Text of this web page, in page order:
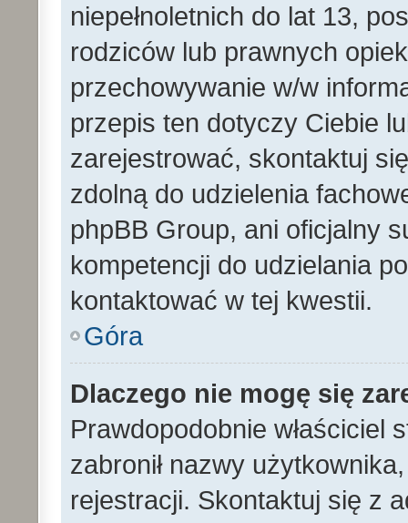
niepełnoletnich do lat 13,
rodziców lub prawnych
przechowywanie w/w
przepis ten dotyczy Ciebie
zarejestrować, skontaktuj
zdolną do udzielenia
phpBB Group, ani oficjalny
kompetencji do udzielania
kontaktować w tej kwestii.
Góra
Dlaczego nie mogę się
Prawdopodobnie właściciel
zabronił nazwy
rejestracji. Skontaktuj się z